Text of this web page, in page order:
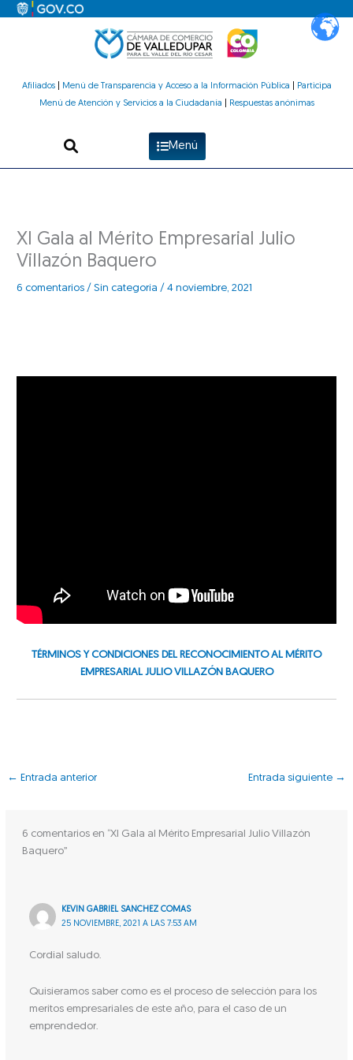
Afiliados| Menú de Transparencia y Acceso a la Información Pública
Participa
Menú de Atención y Servicios a la Ciudadanía
Respuestas anónimas
Menú
XI Gala al Mérito Empresarial Julio
Villazón Baquero
6 comentarios /Sin categoría /4 noviembre, 2021
TÉRMINOS Y CONDICIONES DEL RECONOCIMIENTO AL MÉRITO
EMPRESARIAL JULIO VILLAZÓN BAQUERO
← Entrada anterior Entrada siguiente →
6 comentarios en “XI Gala al Mérito Empresarial Julio Villazón
Baquero”
KEVIN GABRIEL SANCHEZ COMAS
25 NOVIEMBRE, 2021 A LAS 7:53 AM
Cordial saludo.
Quisieramos saber como es el proceso de selección para los
meritos empresariales de este año, para el caso de un
emprendedor.